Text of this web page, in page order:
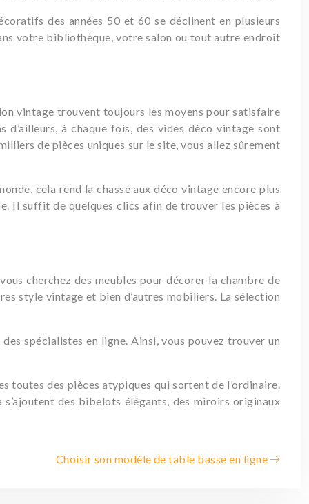
des années 50 et 60 se déclinent en plusieurs
votre bibliothèque, votre salon ou tout autre endroit
vintage trouvent toujours les moyens pour satisfaire
à chaque fois, des vides déco vintage sont
de pièces uniques sur le site, vous allez sûrement
cela rend la chasse aux déco vintage encore plus
Il suffit de quelques clics afin de trouver les pièces à
cherchez des meubles pour décorer la chambre de
style vintage et bien d’autres mobiliers. La sélection
spécialistes en ligne. Ainsi, vous pouvez trouver un
toutes des pièces atypiques qui sortent de l’ordinaire.
s’ajoutent des bibelots élégants, des miroirs originaux
Choisir son modèle de table basse en ligne